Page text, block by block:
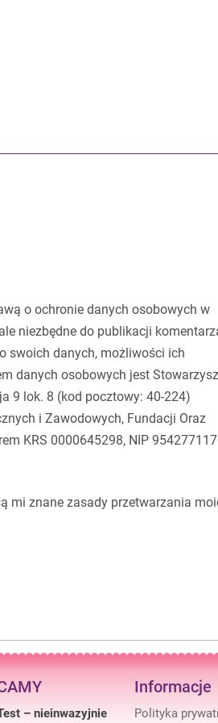
o ochronie danych osobowych w
niezbędne do publikacji
swoich danych, możliwości ich
danych osobowych jest
9 lok. 8 (kod pocztowy: 40-224)
i Zawodowych, Fundacji Oraz
KRS 0000645298, NIP
mi znane zasady przetwarzania
– nieinwazyjnie
Informacje
Polityka